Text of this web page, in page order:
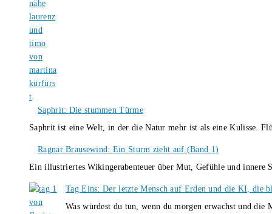
Saphrit: Die stummen Türme
Saphrit ist eine Welt, in der die Natur mehr ist als eine Kulisse.
Ragnar Brausewind: Ein Sturm zieht auf (Band 1)
Ein illustriertes Wikingerabenteuer über Mut, Gefühle und
Tag Eins: Der letzte Mensch auf Erden und die KI, die
Was würdest du tun, wenn du morgen erwachst und